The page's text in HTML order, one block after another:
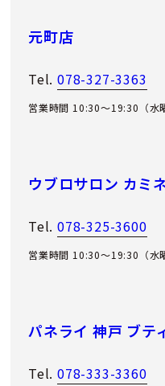
元町店
Tel. 078-327-3363
営業時間 10:30～19:30（水
ウブロサロン カミ
Tel. 078-325-3600
営業時間 10:30～19:30（水
パネライ 神戸 ブテ
Tel. 078-333-3360